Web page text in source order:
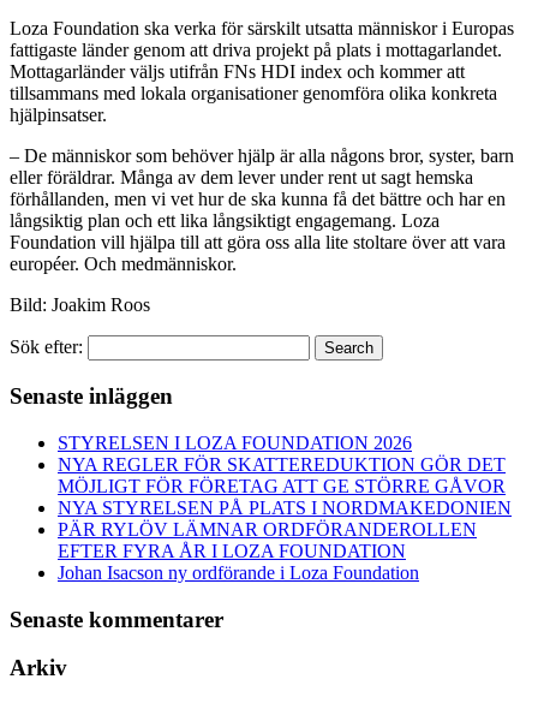
Loza Foundation ska verka för särskilt utsatta människor i Europas
fattigaste länder genom att driva projekt på plats i mottagarlandet.
Mottagarländer väljs utifrån FNs HDI index och kommer att
tillsammans med lokala organisationer genomföra olika konkreta
hjälpinsatser.
– De människor som behöver hjälp är alla någons bror, syster, barn
eller föräldrar. Många av dem lever under rent ut sagt hemska
förhållanden, men vi vet hur de ska kunna få det bättre och har en
långsiktig plan och ett lika långsiktigt engagemang. Loza
Foundation vill hjälpa till att göra oss alla lite stoltare över att vara
européer. Och medmänniskor.
Bild: Joakim Roos
Sök efter: Search
Senaste inläggen
STYRELSEN I LOZA FOUNDATION 2026
NYA REGLER FÖR SKATTEREDUKTION GÖR DET
MÖJLIGT FÖR FÖRETAG ATT GE STÖRRE GÅVOR
NYA STYRELSEN PÅ PLATS I NORDMAKEDONIEN
PÄR RYLÖV LÄMNAR ORDFÖRANDEROLLEN
EFTER FYRA ÅR I LOZA FOUNDATION
Johan Isacson ny ordförande i Loza Foundation
Senaste kommentarer
Arkiv